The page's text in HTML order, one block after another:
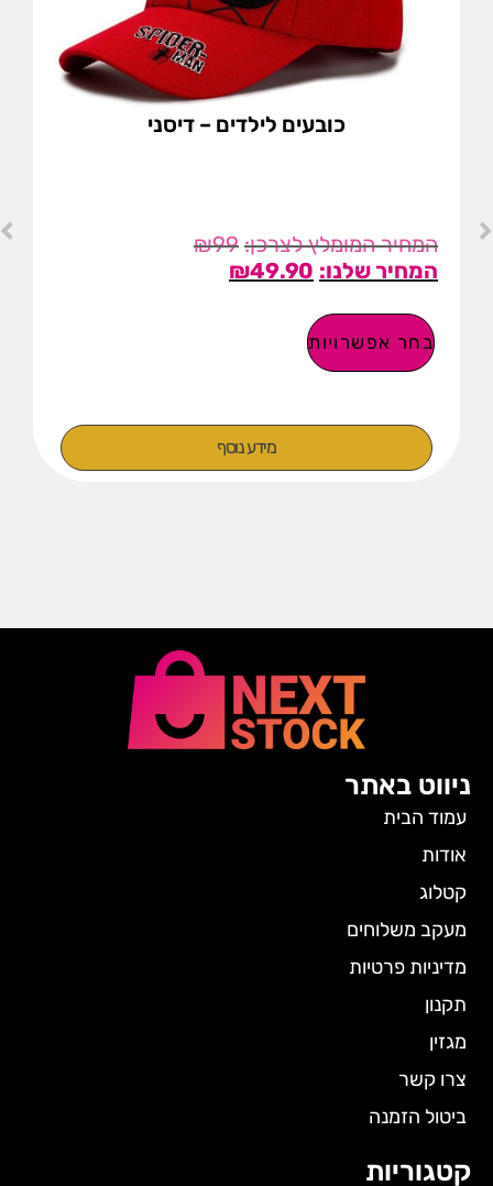
כובעים לילדים – דיסני
₪99
₪49.90
בחר אפשרויות
מידע נוסף
ניווט באתר
עמוד הבית
אודות
קטלוג
מעקב משלוחים
מדיניות פרטיות
תקנון
מגזין
צרו קשר
ביטול הזמנה
קטגוריות